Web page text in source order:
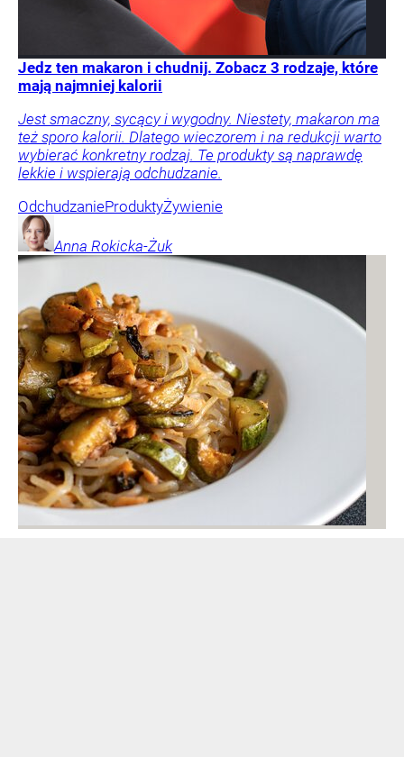
Jedz ten makaron i chudnij. Zobacz 3 rodzaje, które
mają najmniej kalorii
Jest smaczny, sycący i wygodny. Niestety, makaron ma
też sporo kalorii. Dlatego wieczorem i na redukcji warto
wybierać konkretny rodzaj. Te produkty są naprawdę
lekkie i wspierają odchudzanie.
OdchudzanieProduktyŻywienie
Anna Rokicka-Żuk